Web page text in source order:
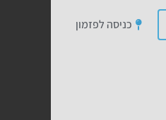
כניסה לפזמון